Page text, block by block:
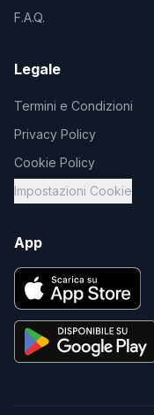
F.A.Q.
Legale
Termini e Condizioni
Privacy Policy
Cookie Policy
Impostazioni Cookie
App